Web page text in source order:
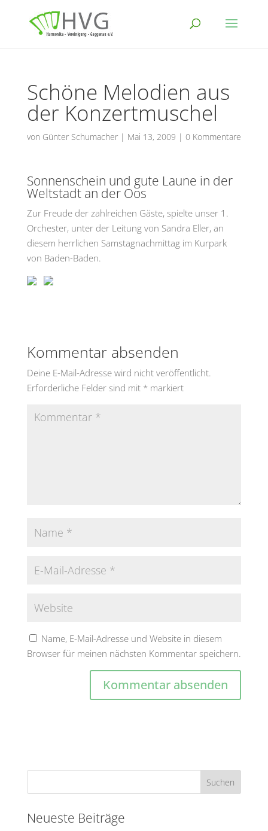
Schöne Melodien aus
der Konzertmuschel
von Günter Schumacher| Mai 13, 2009 | 0 Kommentare
Sonnenschein und gute Laune in der
Weltstadt an der Oos
Zur Freude der zahlreichen Gäste, spielte unser 1.
Orchester, unter der Leitung von Sandra Eller, an
diesem herrlichen Samstagnachmittag im Kurpark
von Baden-Baden.
Kommentar absenden
Deine E-Mail-Adresse wird nicht veröffentlicht.
Erforderliche Felder sind mit *markiert
Name, E-Mail-Adresse und Website in diesem
Browser für meinen nächsten Kommentar speichern.
r
a
tNeueste Beiträge